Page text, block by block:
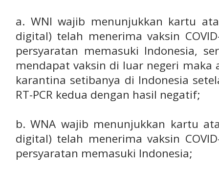
a. WNI wajib menunjukkan kartu
digital) telah menerima vaksin
persyaratan memasuki Indonesia,
mendapat vaksin di luar negeri maka
karantina setibanya di Indonesia
RT­-PCR kedua dengan hasil negatif;
b. WNA wajib menunjukkan kartu
digital) telah menerima vaksin
persyaratan memasuki Indonesia;